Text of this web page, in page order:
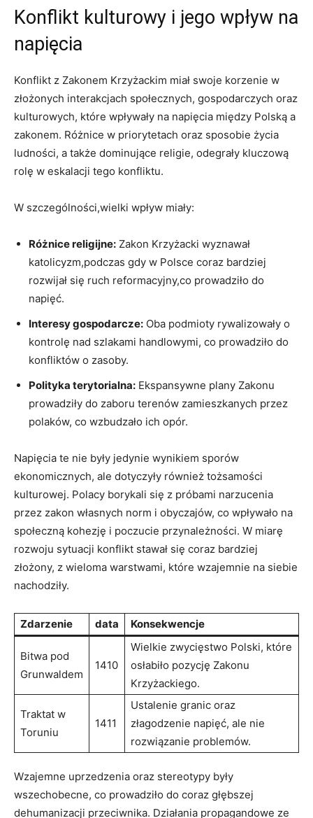
Konflikt kulturowy i jego wpływ na
napięcia
Konflikt z Zakonem Krzyżackim miał swoje korzenie w
złożonych interakcjach społecznych, gospodarczych oraz
kulturowych, które wpływały na napięcia między Polską a
zakonem. Różnice w priorytetach oraz sposobie życia
ludności, a także dominujące religie, odegrały kluczową
rolę w eskalacji tego konfliktu.
W szczególności,wielki wpływ miały:
Różnice religijne: Zakon Krzyżacki wyznawał
katolicyzm,podczas gdy w Polsce coraz bardziej
rozwijał się ruch reformacyjny,co prowadziło do
napięć.
Interesy gospodarcze: Oba podmioty rywalizowały o
kontrolę nad szlakami handlowymi, co prowadziło do
konfliktów o zasoby.
Polityka terytorialna: Ekspansywne plany Zakonu
prowadziły do zaboru terenów zamieszkanych przez
polaków, co wzbudzało ich opór.
Napięcia te nie były jedynie wynikiem sporów
ekonomicznych, ale dotyczyły również tożsamości
kulturowej. Polacy borykali się z próbami narzucenia
przez zakon własnych norm i obyczajów, co wpływało na
społeczną kohezję i poczucie przynależności. W miarę
rozwoju sytuacji konflikt stawał się coraz bardziej
złożony, z wieloma warstwami, które wzajemnie na siebie
nachodziły.
Zdarzenie data Konsekwencje
Bitwa pod
Grunwaldem
1410
Wielkie zwycięstwo Polski, które
osłabiło pozycję Zakonu
Krzyżackiego.
Traktat w
Toruniu
1411
Ustalenie granic oraz
złagodzenie napięć, ale nie
rozwiązanie problemów.
Wzajemne uprzedzenia oraz stereotypy były
wszechobecne, co prowadziło do coraz głębszej
dehumanizacji przeciwnika. Działania propagandowe ze